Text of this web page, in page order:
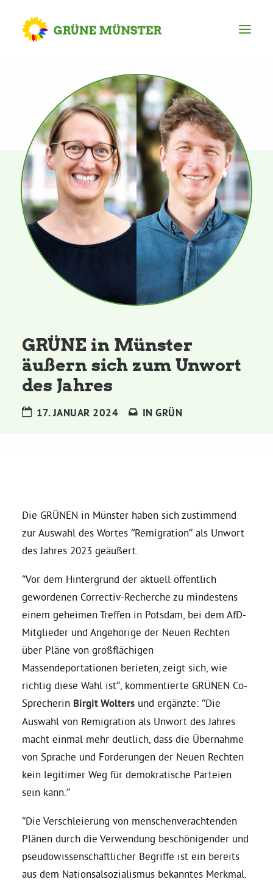
Partei
Kreisvorstand
Kreisgeschäftsstelle
Mitgliederversammlung
Ortsverbände
Kommissionen
Grünes Zentrum
Personen
Sylvia Rietenberg, MdB
Robin Korte, MdL
Daniel Freund, MdEP
Delegierte
Grüne im Rathaus
Ratsfraktion
Ratsanträge
GRÜNE in Münster
äußern sich zum Unwort
des Jahres
17. JANUAR 2024 IN GRÜN
Die GRÜNEN in Münster haben sich zustimmend
zur Auswahl des Wortes “Remigration” als Unwort
des Jahres 2023 geäußert.
“Vor dem Hintergrund der aktuell öffentlich
gewordenen Correctiv-Recherche zu mindestens
einem geheimen Treffen in Potsdam, bei dem AfD-
Mitglieder und Angehörige der Neuen Rechten
über Pläne von großflächigen
Massendeportationen berieten, zeigt sich, wie
richtig diese Wahl ist”, kommentierte GRÜNEN Co-
Sprecherin Birgit Wolters und ergänzte: “Die
Auswahl von Remigration als Unwort des Jahres
macht einmal mehr deutlich, dass die Übernahme
von Sprache und Forderungen der Neuen Rechten
kein legitimer Weg für demokratische Parteien
sein kann.”
“Die Verschleierung von menschenverachtenden
Plänen durch die Verwendung beschönigender und
pseudowissenschaftlicher Begriffe ist ein bereits
aus dem Nationsalsozialismus bekanntes Merkmal.